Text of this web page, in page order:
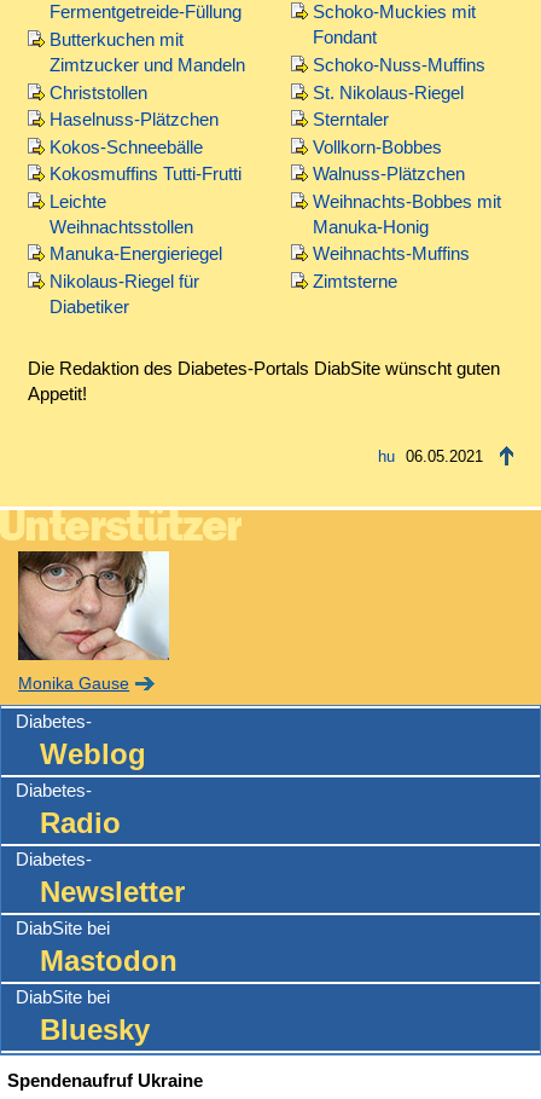
Fermentgetreide-Füllung
Butterkuchen mit
Zimtzucker und Mandeln
Christstollen
Haselnuss-Plätzchen
Kokos-Schneebälle
Kokosmuffins Tutti-Frutti
Leichte
Weihnachtsstollen
Manuka-Energieriegel
Nikolaus-Riegel für
Diabetiker
Schoko-Muckies mit
Fondant
Schoko-Nuss-Muffins
St. Nikolaus-Riegel
Sterntaler
Vollkorn-Bobbes
Walnuss-Plätzchen
Weihnachts-Bobbes mit
Manuka-Honig
Weihnachts-Muffins
Zimtsterne
Die Redaktion des Diabetes-Portals DiabSite wünscht guten
Appetit!
06.05.2021
Monika Gause
Diabetes-
Weblog
Diabetes-
Radio
Diabetes-
Newsletter
DiabSite bei
Mastodon
DiabSite bei
Bluesky
Spendenaufruf Ukraine